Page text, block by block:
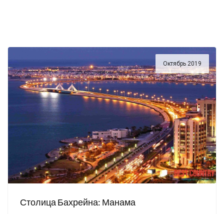
Октябрь 2019
Столица Бахрейна: Манама